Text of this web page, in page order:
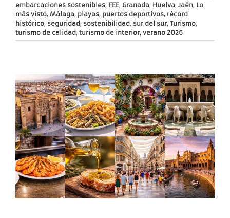
embarcaciones sostenibles, FEE, Granada, Huelva, Jaén, Lo
más visto, Málaga, playas, puertos deportivos, récord
histórico, seguridad , sostenibilidad , sur del sur, Turismo,
turismo de calidad , turismo de interior, verano 2026